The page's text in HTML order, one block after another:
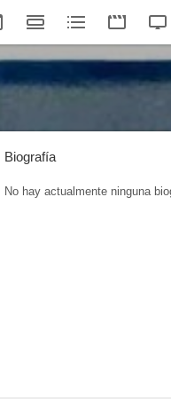
Biografía
No hay actualmente ninguna